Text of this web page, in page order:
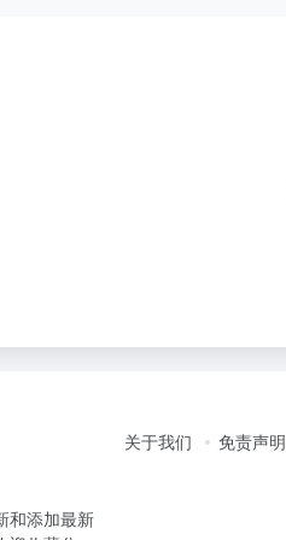
和添加最新
关于我们 免责声明